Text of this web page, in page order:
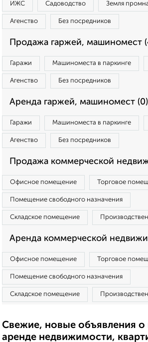
ИЖС Садоводство Земля
Агенство Без посредников
Продажа гаржей, машиномест
Гаражи Машиноместа в паркинге
Агенство Без посредников
Аренда гаржей, машиномест (0)
Гаражи Машиноместа в паркинге
Агенство Без посредников
Продажа коммерческой
Офисное помещение Торговое
Помещение свободного назначения
Складское помещение
Аренда коммерческой
Офисное помещение Торговое
Помещение свободного назначения
Складское помещение
Свежие, новые объявления
аренде недвижимости,